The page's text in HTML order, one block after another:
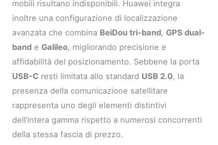
mobili risultano indisponibili. Huawei integra
inoltre una configurazione di localizzazione
avanzata che combina BeiDou tri-band, GPS dual-
band e Galileo, migliorando precisione e
affidabilità del posizionamento. Sebbene la porta
USB-C resti limitata allo standard USB 2.0, la
presenza della comunicazione satellitare
rappresenta uno degli elementi distintivi
dell’intera gamma rispetto a numerosi concorrenti
della stessa fascia di prezzo.